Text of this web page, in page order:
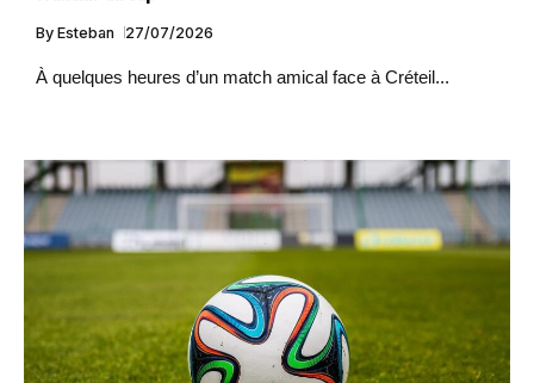
By Esteban 27/07/2026
À quelques heures d’un match amical face à Créteil...